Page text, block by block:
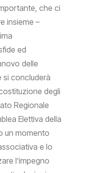
che ci
insieme –
ed
delle
si concluderà
degli
Regionale
Elettiva della
un momento
e lo
l’impegno